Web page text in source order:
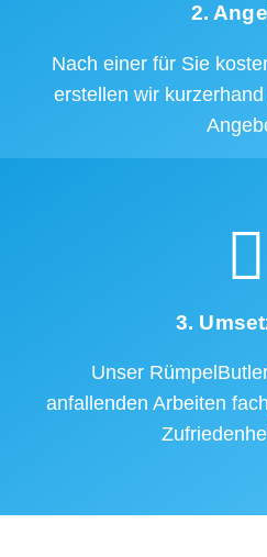
2.
Nach einer für Sie
erstellen wir
3.
Unser
anfallenden Arbeiten